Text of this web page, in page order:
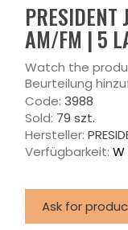
AM/FM | 5
Watch the
Beurteilung
Code: 3988
Sold: 79 szt.
Hersteller:
Verfügbarkeit: W
Ask for